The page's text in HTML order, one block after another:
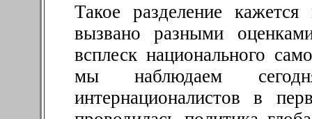
Такое разделение
вызвано разными
всплеск национального
мы наблюдаем
интернационалистов в